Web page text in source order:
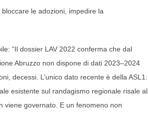
le adozioni, impedire la
“Il dossier LAV 2022 conferma che dal
Abruzzo non dispone di dati 2023–2024
decessi. L’unico dato recente è della ASL1:
esistente sul randagismo regionale risale al
viene governato. E un fenomeno non